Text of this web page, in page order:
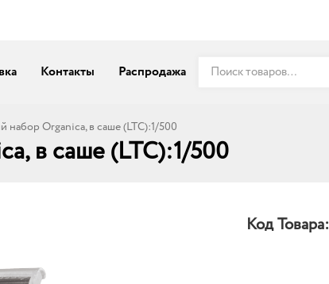
Контакты Распродажа
набор Organica, в саше (LTC):1/500
в саше (LTC):1/500
Код Товара: